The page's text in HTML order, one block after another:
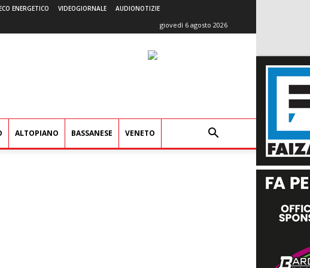
ENERGETICO VIDEOGIORNALE AUDIONOTIZIE
giovedì 6 agosto 2026
ALTOPIANO BASSANESE VENETO